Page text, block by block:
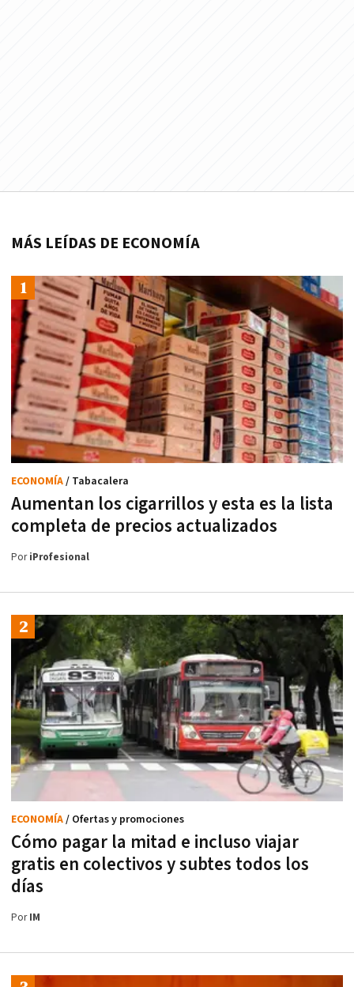
MÁS LEÍDAS DE ECONOMÍA
Aumentan los cigarrillos y esta es la lista
completa de precios actualizados
ECONOMÍA/ Tabacalera
PoriProfesional
Cómo pagar la mitad e incluso viajar
gratis en colectivos y subtes todos los
días
ECONOMÍA/ Ofertas y promociones
PorIM